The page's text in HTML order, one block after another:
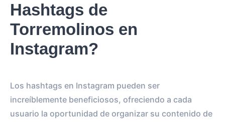
Hashtags de
Torremolinos en
Instagram?
Los hashtags en Instagram pueden ser
increíblemente beneficiosos, ofreciendo a cada
usuario la oportunidad de organizar su contenido de